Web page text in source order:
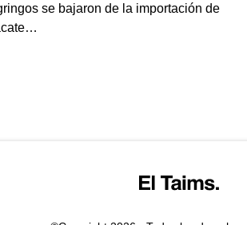
se bajaron de la importación de